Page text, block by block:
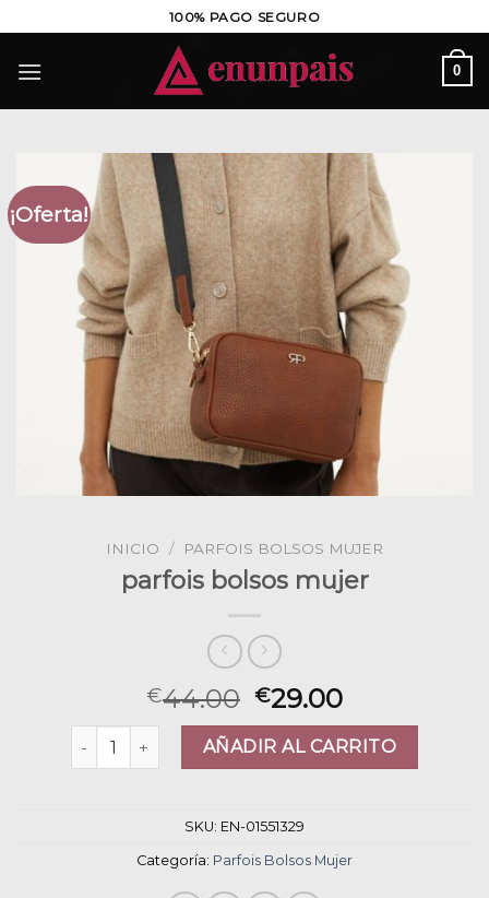
al
contenido
100% PAGO SEGURO
0
¡Oferta!
INICIO / PARFOIS BOLSOS MUJER
parfois bolsos mujer
€44.00 €29.00
parfois bolsos mujer cantidadAÑADIR AL CARRITO
SKU: EN-01551329
Categoría: Parfois Bolsos Mujer